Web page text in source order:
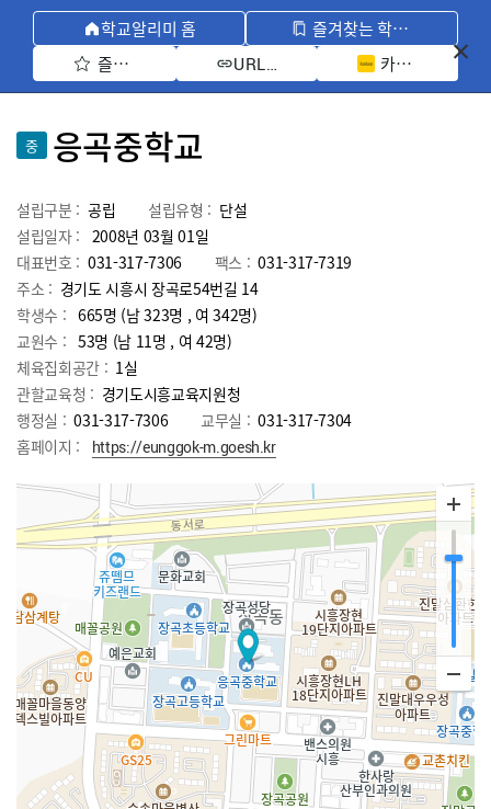
학교알리미 홈
즐겨찾는 학교 모아보기
즐겨찾기 선택
URL 복사 카카오톡 공유
중 응곡중학교
설립구분 : 공립 설립유형 : 단설
설립일자 : 2008년 03월 01일
대표번호 : 031-317-7306 팩스 : 031-317-7319
주소 : 경기도 시흥시 장곡로54번길 14
학생수 : 665명 (남 323명 , 여 342명)
교원수 : 53명 (남 11명 , 여 42명)
체육집회공간 : 1실
관할교육청 : 경기도시흥교육지원청
행정실 : 031-317-7306 교무실 : 031-317-7304
홈페이지 :
https://eunggok-m.goesh.kr